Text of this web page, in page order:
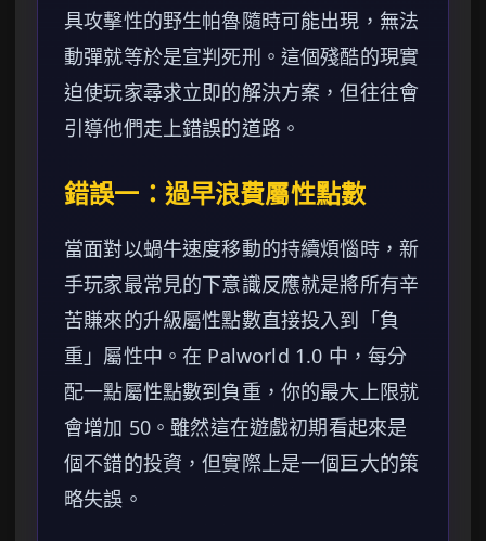
具攻擊性的野生帕魯隨時可能出現，無法
動彈就等於是宣判死刑。這個殘酷的現實
迫使玩家尋求立即的解決方案，但往往會
引導他們走上錯誤的道路。
錯誤一：過早浪費屬性點數
當面對以蝸牛速度移動的持續煩惱時，新
手玩家最常見的下意識反應就是將所有辛
苦賺來的升級屬性點數直接投入到「負
重」屬性中。在 Palworld 1.0 中，每分
配一點屬性點數到負重，你的最大上限就
會增加 50。雖然這在遊戲初期看起來是
個不錯的投資，但實際上是一個巨大的策
略失誤。